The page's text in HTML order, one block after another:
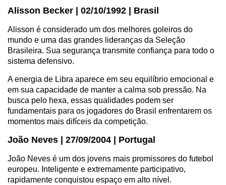
Alisson Becker | 02/10/1992 | Brasil
Alisson é considerado um dos melhores goleiros do
mundo e uma das grandes lideranças da Seleção
Brasileira. Sua segurança transmite confiança para todo o
sistema defensivo.
A energia de Libra aparece em seu equilíbrio emocional e
em sua capacidade de manter a calma sob pressão. Na
busca pelo hexa, essas qualidades podem ser
fundamentais para os jogadores do Brasil enfrentarem os
momentos mais difíceis da competição.
João Neves | 27/09/2004 | Portugal
João Neves é um dos jovens mais promissores do futebol
europeu. Inteligente e extremamente participativo,
rapidamente conquistou espaço em alto nível.